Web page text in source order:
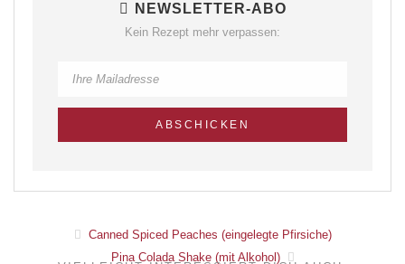
NEWSLETTER-ABO
Kein Rezept mehr verpassen:
Canned Spiced Peaches (eingelegte Pfirsiche)
Pina Colada Shake (mit Alkohol)